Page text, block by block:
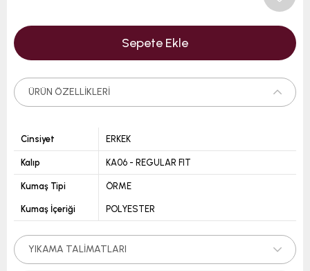
ÜRÜN ÖZELLIKLERI
Cinsiyet ERKEK
Kalıp KA06 - REGULAR FIT
Kumaş Tipi ÖRME
Kumaş İçeriği POLYESTER
YIKAMA TALIMATLARI